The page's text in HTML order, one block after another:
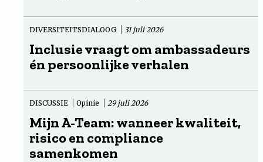
DIVERSITEITSDIALOOG 31 juli 2026
Inclusie vraagt om ambassadeurs
én persoonlijke verhalen
DISCUSSIE Opinie 29 juli 2026
Mijn A-Team: wanneer kwaliteit,
risico en compliance
samenkomen